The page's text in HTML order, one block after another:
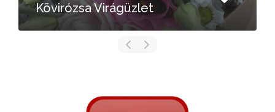
Kövirózsa Virágüzlet